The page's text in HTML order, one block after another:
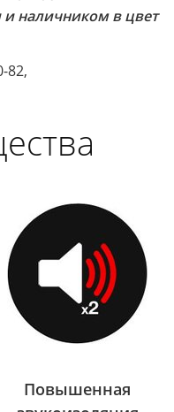
наличником в цвет
82,
Повышенная